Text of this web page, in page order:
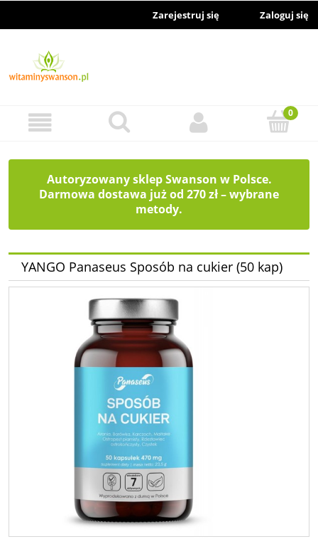
Zarejestruj się Zaloguj się
Autoryzowany sklep Swanson w Polsce.
Darmowa dostawa już od 270 zł – wybrane
metody.
YANGO Panaseus Sposób na cukier (50 kap)